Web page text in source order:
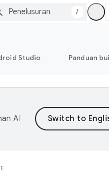
/
Studio Panduan
AI